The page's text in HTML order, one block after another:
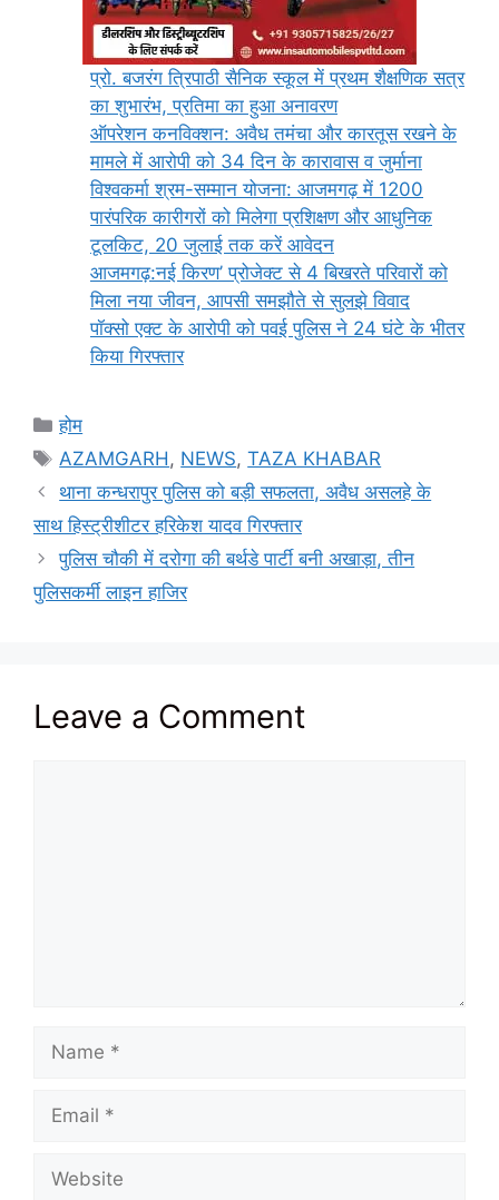
प्रो. बजरंग त्रिपाठी सैनिक स्कूल में प्रथम शैक्षणिक सत्र
का शुभारंभ, प्रतिमा का हुआ अनावरण
ऑपरेशन कनविक्शन: अवैध तमंचा और कारतूस रखने के
मामले में आरोपी को 34 दिन के कारावास व जुर्माना
विश्वकर्मा श्रम-सम्मान योजना: आजमगढ़ में 1200
पारंपरिक कारीगरों को मिलेगा प्रशिक्षण और आधुनिक
टूलकिट, 20 जुलाई तक करें आवेदन
आजमगढ़:नई किरण’ प्रोजेक्ट से 4 बिखरते परिवारों को
मिला नया जीवन, आपसी समझौते से सुलझे विवाद
पॉक्सो एक्ट के आरोपी को पवई पुलिस ने 24 घंटे के भीतर
किया गिरफ्तार
Categories
होम
Tags
AZAMGARH, NEWS,TAZA KHABAR
थाना कन्धरापुर पुलिस को बड़ी सफलता, अवैध असलहे के
साथ हिस्ट्रीशीटर हरिकेश यादव गिरफ्तार
पुलिस चौकी में दरोगा की बर्थडे पार्टी बनी अखाड़ा, तीन
पुलिसकर्मी लाइन हाजिर
Leave a Comment
Name
Email
Website